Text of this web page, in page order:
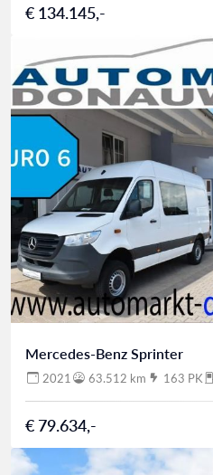
€ 134.145,-
Mercedes-Benz Sprinter
2021 63.512 km 163 PK
€ 79.634,-